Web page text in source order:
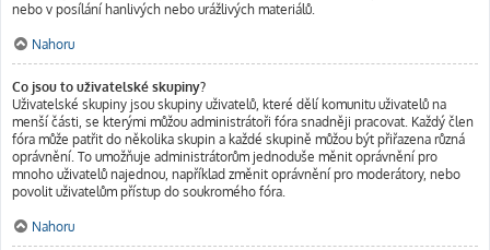
nebo v posílání hanlivých nebo urážlivých materiálů.
Nahoru
Co jsou to uživatelské skupiny?
Uživatelské skupiny jsou skupiny uživatelů, které dělí komunitu uživatelů na
menší části, se kterými můžou administrátoři fóra snadněji pracovat. Každý člen
fóra může patřit do několika skupin a každé skupině můžou být přiřazena různá
oprávnění. To umožňuje administrátorům jednoduše měnit oprávnění pro
mnoho uživatelů najednou, například změnit oprávnění pro moderátory, nebo
povolit uživatelům přístup do soukromého fóra.
Nahoru